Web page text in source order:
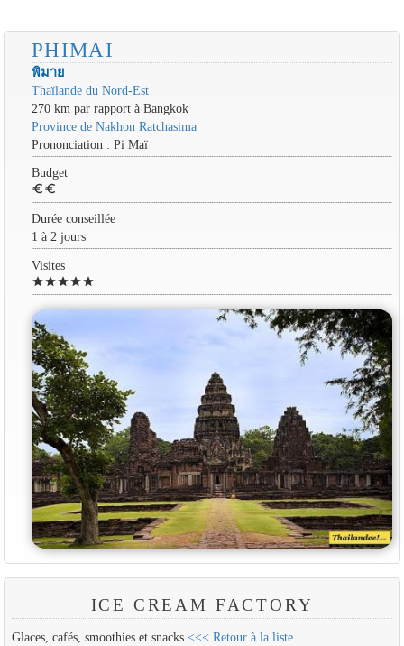
PHIMAI
พิมาย
Thaïlande du Nord-Est
270 km par rapport à Bangkok
Province de Nakhon Ratchasima
Prononciation : Pi Maï
Budget
euro euro
Durée conseillée
1 à 2 jours
Visites
starstarstarstarstar
ICE CREAM FACTORY
Glaces, cafés, smoothies et snacks <<< Retour à la liste